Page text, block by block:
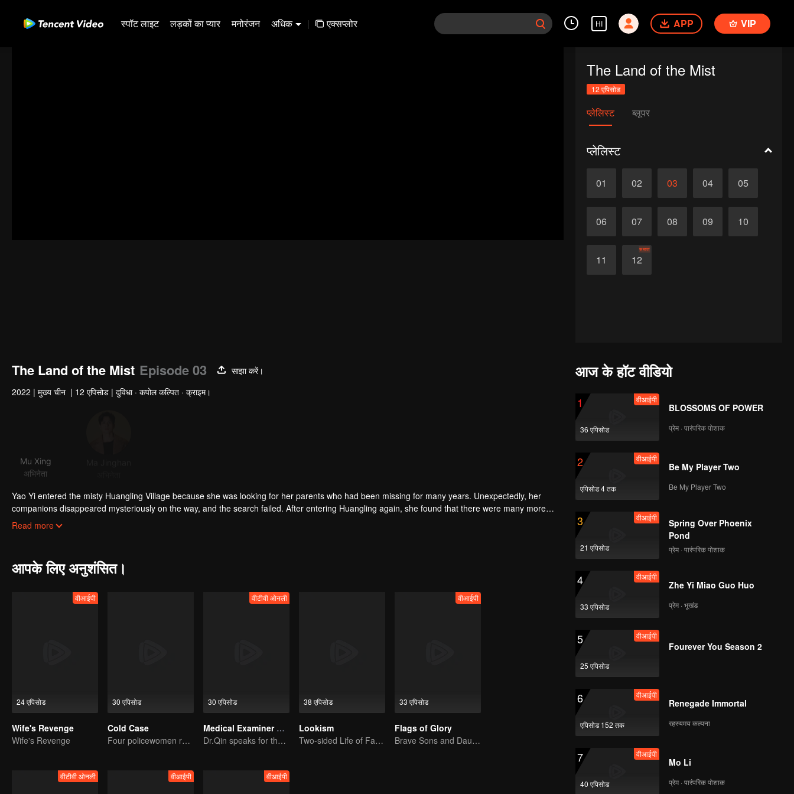
स्पॉट लाइट लड़कों का प्यार मनोरंजन अधिक | एक्सप्लोर HI APP VIP
The Land of the Mist
12 एपिसोड
प्लेलिस्ट ब्लूपर
प्लेलिस्ट
01 02 03 04 05
06 07 08 09 10
11 12
समाप्त
The Land of the Mist Episode 03
साझा करें।
2022 | मुख्य चीन | 12 एपिसोड | दुविधा · कपोल कल्पित · क्राइम।
Mu Xing
अभिनेता
Yao Yi entered the misty Huangling Village because she was looking for her parents who had been missing for many years. Unexpectedly, her
companions disappeared mysteriously on the way, and the search failed. After entering Huangling again, she found that there were many more
people in the village, and these people seemed to be related to an accident.
Read more
आपके लिए अनुशंसित।
24 एपिसोड
वीआईपी
Wife's Revenge
Wife's Revenge
30 एपिसोड
Cold Case
Four policewomen reveal the truth of the cold case
30 एपिसोड
वीटीवी ओनली
Medical Examiner Dr. Qin:The Survivor
Dr.Qin speaks for the dead.
38 एपिसोड
Lookism
Two-sided Life of Fat Mansion Becoming Handsome
33 एपिसोड
वीआईपी
Flags of Glory
Brave Sons and Daughters, Fighting to Defend the Motherland in the Korean War
वीटीवी ओनली वीआईपी वीआईपी
आज के हॉट वीडियो
1
36 एपिसोड
वीआईपी
BLOSSOMS OF POWER
प्रेम · पारंपरिक पोशाक
2
एपिसोड 4 तक
वीआईपी
Be My Player Two
Be My Player Two
3
21 एपिसोड
वीआईपी
Spring Over Phoenix
Pond
प्रेम · पारंपरिक पोशाक
4
33 एपिसोड
वीआईपी
Zhe Yi Miao Guo Huo
प्रेम · भूखंड
5
25 एपिसोड
वीआईपी
Fourever You Season 2
6
एपिसोड 152 तक
वीआईपी
Renegade Immortal
रहस्यमय कल्पना
7
40 एपिसोड
वीआईपी
Mo Li
प्रेम · पारंपरिक पोशाक